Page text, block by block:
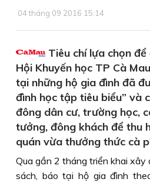
04 tháng 09 2016 15:14
Tiêu chí lựa chọn
Hội Khuyến học TP Cà
tại những hộ gia đình đã
đình học tập tiêu biểu” và
đông dân cư, trường học,
tưởng, đông khách để thu
quán vừa thưởng thức cà
Qua gần 2 tháng triển khai xây
sách, báo tại hộ gia đình